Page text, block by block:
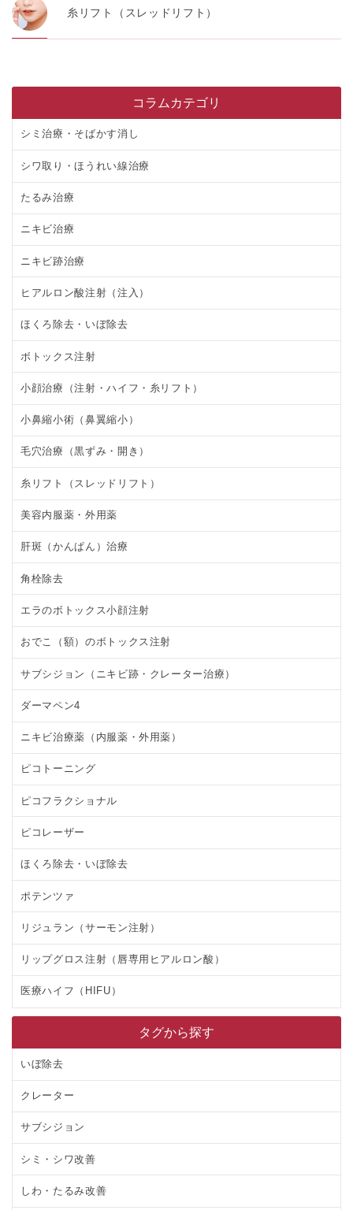
糸リフト（スレッドリフト）
コラムカテゴリ
シミ治療・そばかす消し
シワ取り・ほうれい線治療
たるみ治療
ニキビ治療
ニキビ跡治療
ヒアルロン酸注射（注入）
ほくろ除去・いぼ除去
ボトックス注射
小顔治療（注射・ハイフ・糸リフト）
小鼻縮小術（鼻翼縮小）
毛穴治療（黒ずみ・開き）
糸リフト（スレッドリフト）
美容内服薬・外用薬
肝斑（かんぱん）治療
角栓除去
エラのボトックス小顔注射
おでこ（額）のボトックス注射
サブシジョン（ニキビ跡・クレーター治療）
ダーマペン4
ニキビ治療薬（内服薬・外用薬）
ピコトーニング
ピコフラクショナル
ピコレーザー
ほくろ除去・いぼ除去
ポテンツァ
リジュラン（サーモン注射）
リップグロス注射（唇専用ヒアルロン酸）
医療ハイフ（HIFU）
タグから探す
いぼ除去
クレーター
サブシジョン
シミ・シワ改善
しわ・たるみ改善